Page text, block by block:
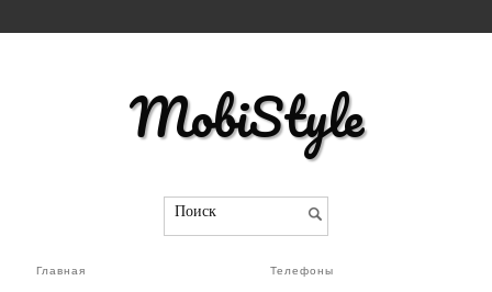
MobiStyle
Поиск
Главная Телефоны